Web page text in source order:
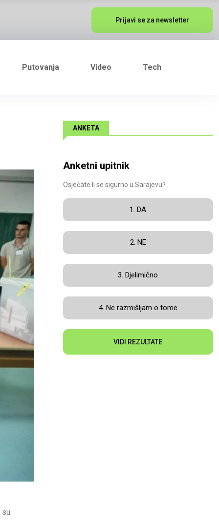
Prijavi se za newsletter
Putovanja Video Tech
su
ANKETA
Anketni upitnik
Osjećate li se sigurno u Sarajevu?
1. DA
2. NE
3. Djelimično
4. Ne razmišljam o tome
VIDI REZULTATE